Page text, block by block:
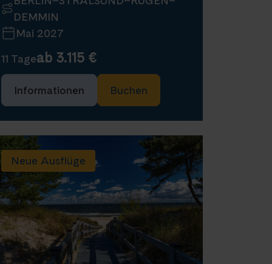
DEMMIN
Mai 2027
11 Tageab 3.115 €
Informationen Buchen
Neue Ausflüge